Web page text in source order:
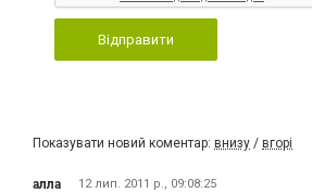
Відправити
Показувати новий коментар: внизу / вгорі
алла 12 лип. 2011 р., 09:08:25